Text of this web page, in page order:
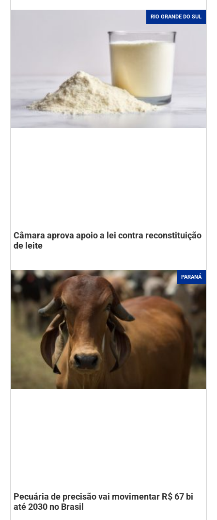
RIO GRANDE DO SUL
Câmara aprova apoio a lei contra reconstituição
de leite
PARANÁ
Pecuária de precisão vai movimentar R$ 67 bi
até 2030 no Brasil